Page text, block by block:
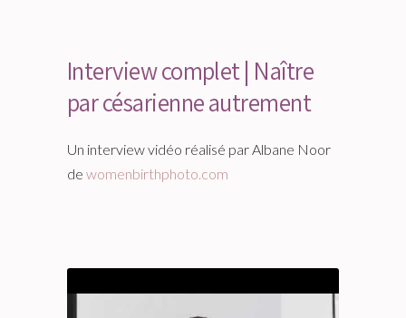
Interview complet | Naître
par césarienne autrement
Un interview vidéo réalisé par Albane Noor
de womenbirthphoto.com